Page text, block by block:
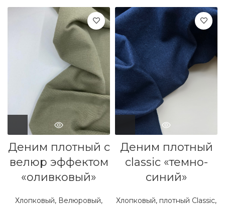
850,00 ₽/м.
₽/
Деним плотный с
велюр эффектом
«оливковый»
Хлопковый, Велюровый,
Деним плотный
classic «темно-
синий»
Хлопковый, плотный Classic,